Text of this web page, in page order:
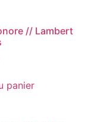
// Lambert
panier